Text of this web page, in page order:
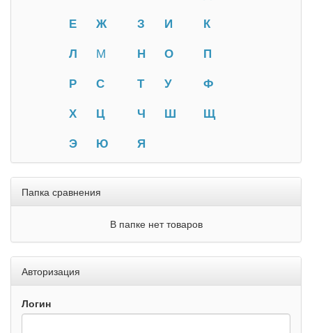
Е
Ж З И
К
Л
М Н О
П
Р
С Т У
Ф
Х
Ц Ч Ш
Щ
Э
Ю Я
Папка сравнения
В папке нет товаров
Авторизация
Логин